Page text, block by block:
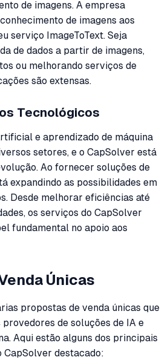
de imagens. A empresa
de imagens aos
serviço ImageToText. Seja
de dados a partir de imagens,
ou melhorando serviços de
são extensas.
Tecnológicos
e aprendizado de máquina
setores, e o CapSolver está
Ao fornecer soluções de
expandindo as possibilidades em
Desde melhorar eficiências até
os serviços do CapSolver
fundamental no apoio aos
Únicas
propostas de venda únicas que
de soluções de IA e
Aqui estão alguns dos principais
CapSolver destacado: